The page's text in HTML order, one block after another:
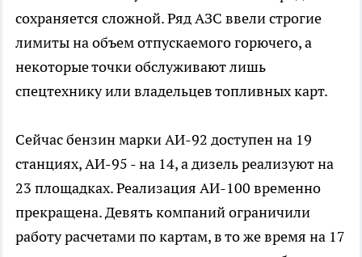
сохраняется сложной. Ряд АЗС ввели строгие
лимиты на объем отпускаемого горючего, а
некоторые точки обслуживают лишь
спецтехнику или владельцев топливных карт.
Сейчас бензин марки АИ-92 доступен на 19
станциях, АИ-95 - на 14, а дизель реализуют на
23 площадках. Реализация АИ-100 временно
прекращена. Девять компаний ограничили
работу расчетами по картам, в то же время на 17